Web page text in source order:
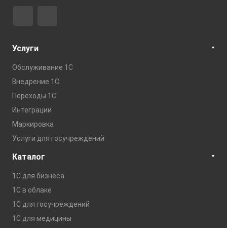
Услуги
Обслуживание 1С
Внедрение 1С
Переходы 1С
Интеграции
Маркировка
Услуги для госучреждений
Каталог
1С для бизнеса
1C в облаке
1С для госучреждений
1С для медицины